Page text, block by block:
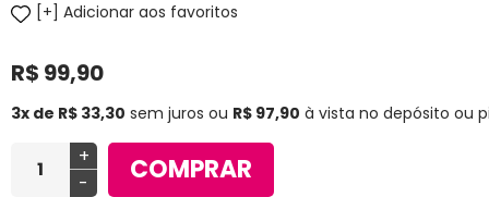
Adicionar aos favoritos
R$ 99,90
3x de R$ 33,30 sem juros ou R$ 97,90 à vista no depósito ou
+
-
COMPRAR